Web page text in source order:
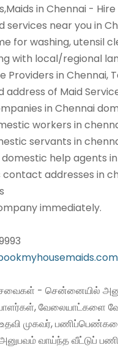
in Chennai - Hire
services near you in
for washing, utensil
with local/regional
Providers in Chennai,
of Maid
in Chennai
workers in
servants in
help agents
addresses in
immediately.
- சென்னையில்
வேலையாட்களை
முகவர்,
வாய்ந்த வீட்டுப்